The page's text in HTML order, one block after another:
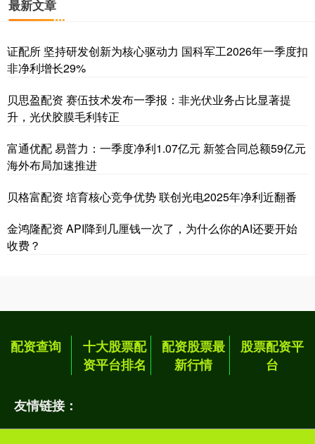
最新文章
证配所 坚持研发创新为核心驱动力 国科军工2026年一季度扣
非净利增长29%
贝思盈配资 赛伍技术发布一季报：非光伏业务占比显著提
升，光伏胶膜毛利转正
富通优配 易普力：一季度净利1.07亿元 新签合同总额59亿元
海外布局加速推进
贝格富配资 培育核心竞争优势 联创光电2025年净利近翻番
金鸿隆配资 API降到几厘钱一次了，为什么你的AI还要开始
收费？
配资查询
十大股票配
资平台排名
配资股票最
新行情
股票配资平
台
友情链接：